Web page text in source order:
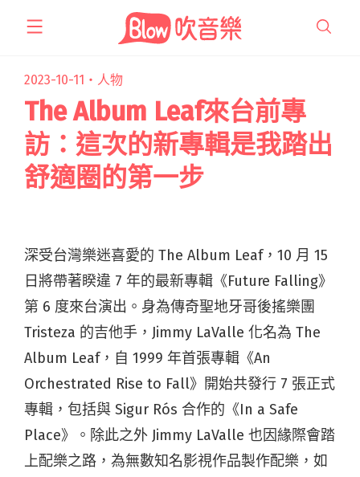
2023-10-11・ 人物
The Album Leaf來台前專
訪：這次的新專輯是我踏出
舒適圈的第一步
深受台灣樂迷喜愛的 The Album Leaf，10 月 15
日將帶著睽違 7 年的最新專輯《Future Falling》
第 6 度來台演出。身為傳奇聖地牙哥後搖樂團
Tristeza 的吉他手，Jimmy LaValle 化名為 The
Album Leaf，自 1999 年首張專輯《An
Orchestrated Rise to Fall》開始共發行 7 張正式
專輯，包括與 Sigur Rós 合作的《In a Safe
Place》。除此之外 Jimmy LaValle 也因緣際會踏
上配樂之路，為無數知名影視作品製作配樂，如